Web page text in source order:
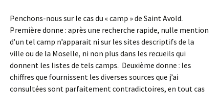
Penchons-nous sur le cas du « camp » de Saint Avold.
Première donne : après une recherche rapide, nulle mention
d’un tel camp n’apparait ni sur les sites descriptifs de la
ville ou de la Moselle, ni non plus dans les recueils qui
donnent les listes de tels camps. Deuxième donne : les
chiffres que fournissent les diverses sources que j’ai
consultées sont parfaitement contradictoires, en tout cas